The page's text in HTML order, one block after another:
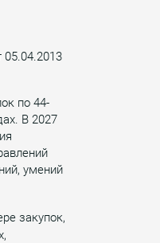
05.04.2013
по 44-
В 2027
умений
закупок,